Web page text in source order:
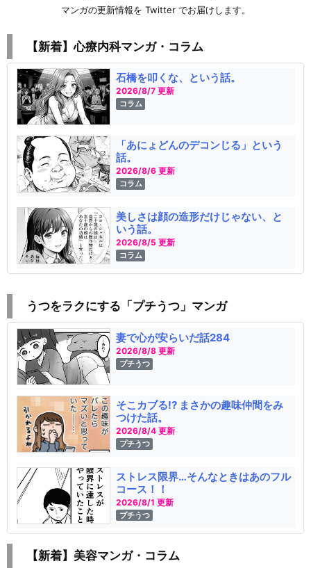
マンガの更新情報を Twitter でお届けします。
【新着】心療内科マンガ・コラム
石橋を叩くな、という話。
2026/8/7 更新
コラム
「あにょどんのデコンじる」という
話。
2026/8/6 更新
コラム
美しさは顔の造形だけじゃない、と
いう話。
2026/8/5 更新
コラム
うつをラクにする「プチうつ」マンガ
妻で心が安らいだ話284
2026/8/8 更新
プチうつ
そこカブる!? まさかの趣味仲間をみ
つけた話。
2026/8/4 更新
プチうつ
ストレス限界…そんなときはあのフル
コース！！
2026/8/1 更新
プチうつ
【新着】美容マンガ・コラム